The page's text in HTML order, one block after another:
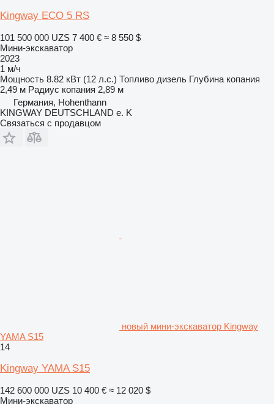
Kingway ECO 5 RS
101 500 000 UZS 7 400 € ≈ 8 550 $
Мини-экскаватор
2023
1 м/ч
Мощность 8.82 кВт (12 л.с.) Топливо дизель Глубина копания
2,49 м Радиус копания 2,89 м
Германия, Hohenthann
KINGWAY DEUTSCHLAND e. K
Связаться с продавцом
новый мини-экскаватор Kingway
YAMA S15
14
Kingway YAMA S15
142 600 000 UZS 10 400 € ≈ 12 020 $
Мини-экскаватор